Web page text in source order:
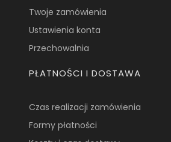
Twoje zamówienia
Ustawienia konta
Przechowalnia
PŁATNOŚCI I DOSTAWA
Czas realizacji zamówienia
Formy płatności